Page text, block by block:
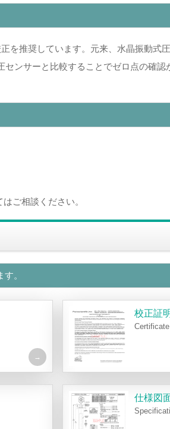
を推奨しています。元来、水晶振動式
ンサーと比較することでゼロ点の確認
ご相談ください。
。
校正証
仕様図